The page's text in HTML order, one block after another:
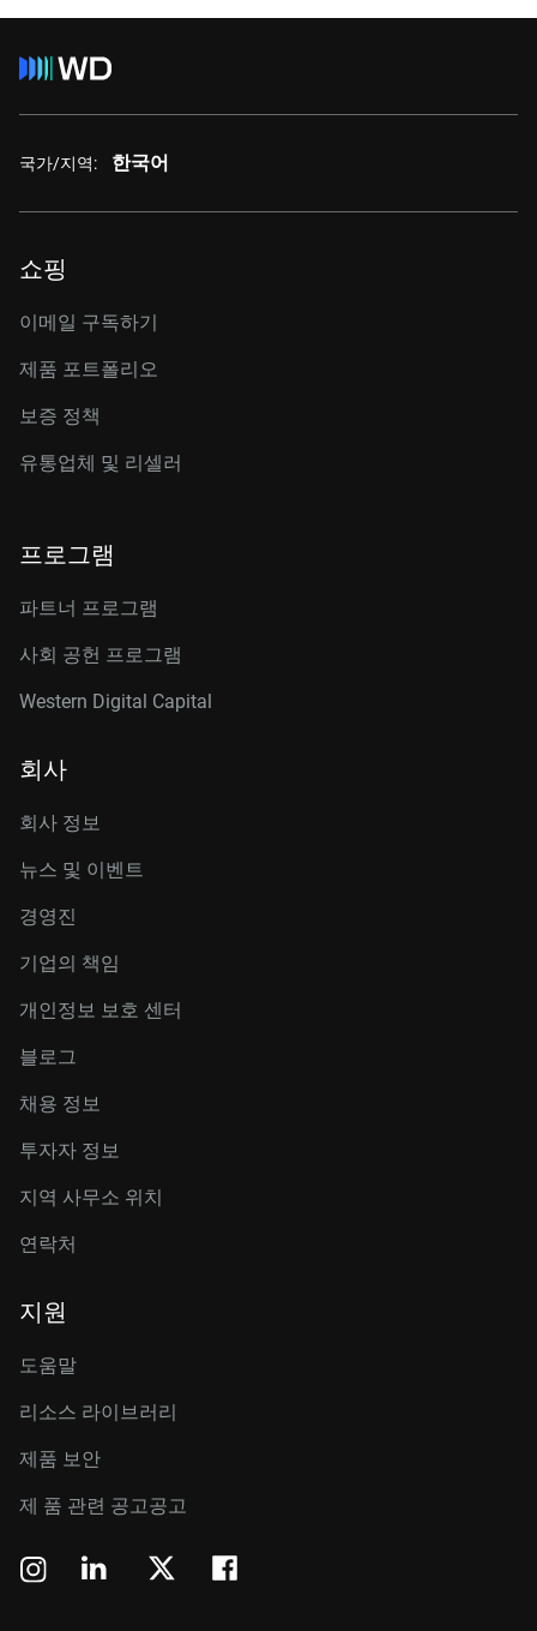
국가/지역: 한국어
쇼핑
이메일 구독하기
제품 포트폴리오
보증 정책
유통업체 및 리셀러
프로그램
파트너 프로그램
사회 공헌 프로그램
Western Digital Capital
회사
회사 정보
뉴스 및 이벤트
경영진
기업의 책임
개인정보 보호 센터
블로그
채용 정보
투자자 정보
지역 사무소 위치
연락처
지원
도움말
리소스 라이브러리
제품 보안
제 품 관련 공고공고